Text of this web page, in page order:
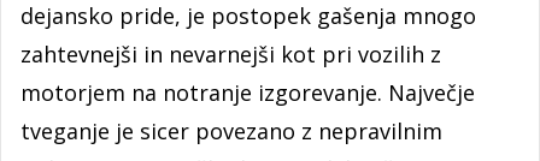
dejansko pride, je postopek gašenja mnogo
zahtevnejši in nevarnejši kot pri vozilih z
motorjem na notranje izgorevanje. Največje
tveganje je sicer povezano z nepravilnim